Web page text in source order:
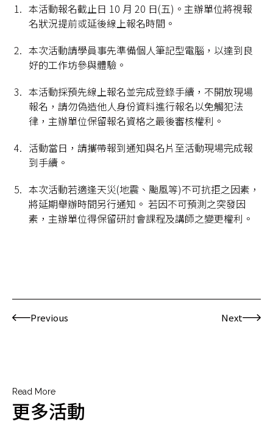
本活動報名截止日 10 月 20 日(五)。主辦單位將視報
名狀況提前或延後線上報名時間。
本次活動請學員事先準備個人筆記型電腦，以達到良
好的工作坊參與體驗。
本活動採預先線上報名並完成登錄手續，不開放現場
報名，請勿偽造他人身份資料進行報名以免觸犯法
律，主辦單位保留報名資格之最後審核權利。
活動當日，請攜帶報到通知與名片至活動現場完成報
到手續。
本次活動若適逢天災(地震、颱風等)不可抗拒之因素，
將延期舉辦時間另行通知。 若因不可預測之突發因
素，主辦單位得保留研討會課程及講師之變更權利。
Previous Next
Read More
更多活動